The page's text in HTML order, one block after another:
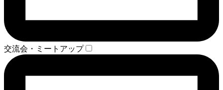
交流会・ミートアップ